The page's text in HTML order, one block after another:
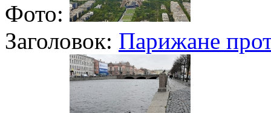
Фото:
Заголовок: Парижане